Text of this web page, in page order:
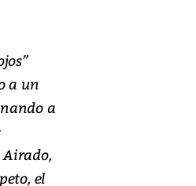
a un
a
el